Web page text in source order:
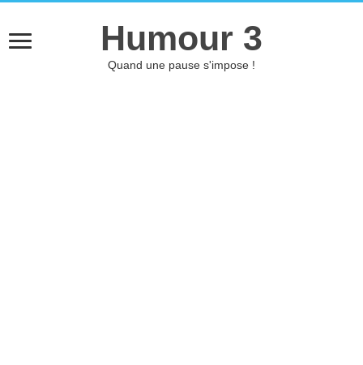
Humour 3
Quand une pause s'impose !